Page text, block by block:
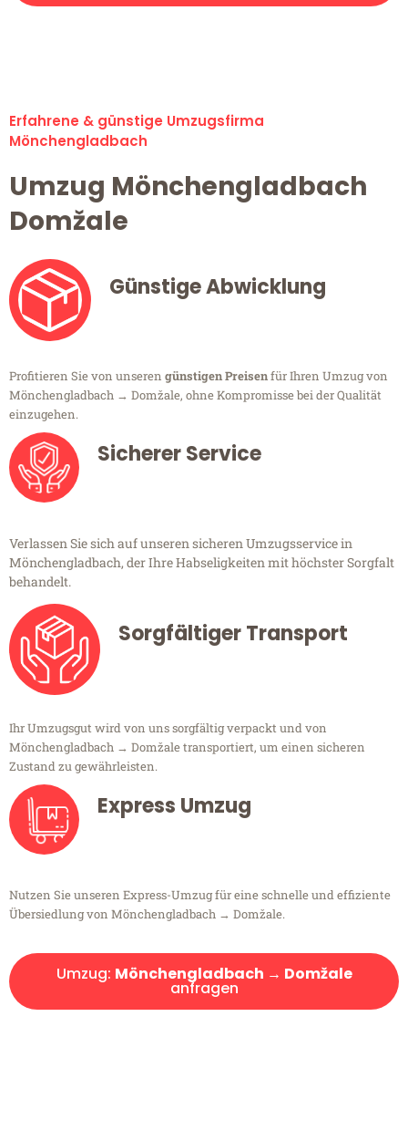
Erfahrene & günstige Umzugsfirma
Mönchengladbach
Umzug Mönchengladbach
Domžale
Günstige Abwicklung
Profitieren Sie von unseren günstigen Preisenfür Ihren Umzug von
Mönchengladbach → Domžale, ohne Kompromisse bei der Qualität
einzugehen.
Sicherer Service
Verlassen Sie sich auf unseren sicheren Umzugsservice in
Mönchengladbach, der Ihre Habseligkeiten mit höchster Sorgfalt
behandelt.
Sorgfältiger Transport
Ihr Umzugsgut wird von uns sorgfältig verpackt und von
Mönchengladbach → Domžale transportiert, um einen sicheren
Zustand zu gewährleisten.
Express Umzug
Nutzen Sie unseren Express-Umzug für eine schnelle und effiziente
Übersiedlung von Mönchengladbach → Domžale.
Umzug: Mönchengladbach → Domžale
anfragen